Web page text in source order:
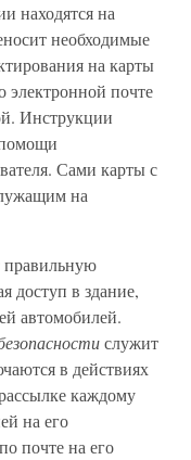
находятся на
необходимые
на карты
электронной почте
Инструкции
Сами карты с
на
правильную
доступ в здание,
автомобилей.
служит
в действиях
каждому
на его
почте на его